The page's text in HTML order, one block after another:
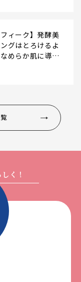
ィーク】発酵美
グはとろけるよ
めらか肌に導
く！